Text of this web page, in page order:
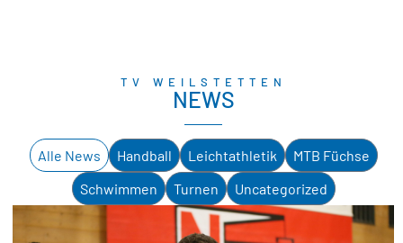
TV WEILSTETTEN
NEWS
Handball Leichtathletik
MTB Füchse
Schwimmen
Turnen Uncategorized
Alle News